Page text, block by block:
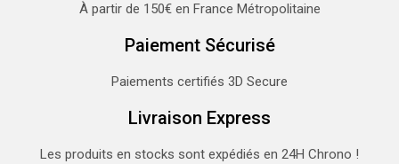
À partir de 150€ en France Métropolitaine
Paiement Sécurisé
Paiements certifiés 3D Secure
Livraison Express
Les produits en stocks sont expédiés en 24H Chrono !